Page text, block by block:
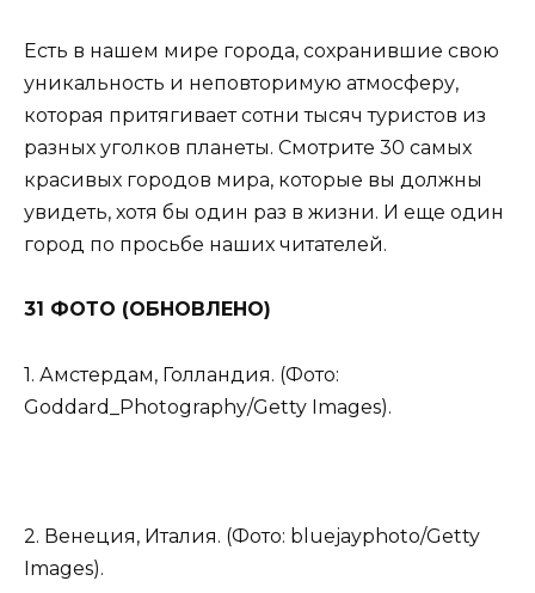
Есть в нашем мире города, сохранившие свою
уникальность и неповторимую атмосферу,
которая притягивает сотни тысяч туристов из
разных уголков планеты. Смотрите 30 самых
красивых городов мира, которые вы должны
увидеть, хотя бы один раз в жизни. И еще один
город по просьбе наших читателей.
31 ФОТО (ОБНОВЛЕНО)
1. Амстердам, Голландия. (Фото:
Goddard_Photography/Getty Images).
2. Венеция, Италия. (Фото: bluejayphoto/Getty
Images).